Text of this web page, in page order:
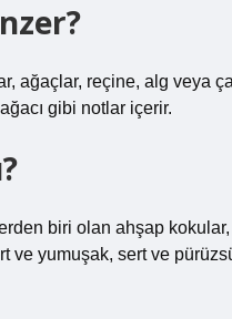
ağaçlar, reçine, alg veya
gibi notlar içerir.
biri olan ahşap
ve yumuşak, sert ve